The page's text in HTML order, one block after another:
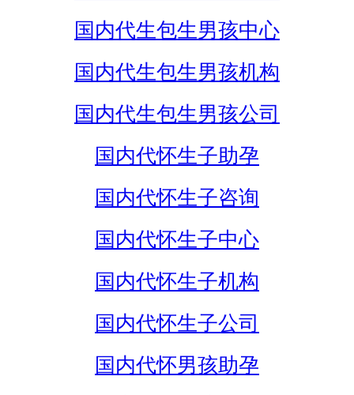
国内代生包生男孩中心
国内代生包生男孩机构
国内代生包生男孩公司
国内代怀生子助孕
国内代怀生子咨询
国内代怀生子中心
国内代怀生子机构
国内代怀生子公司
国内代怀男孩助孕